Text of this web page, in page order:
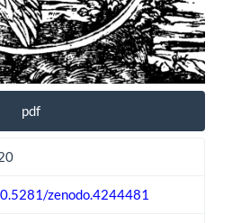
pdf
zenodo.4244481